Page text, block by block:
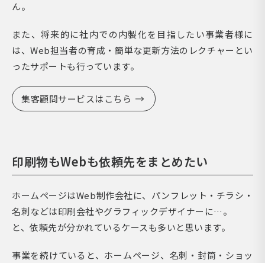
ん。
また、将来的に社内での内製化を目指したい事業者様に
は、Web担当者の育成・簡単な更新方法のレクチャーとい
ったサポートも行っています。
集客顧問サービスはこちら
印刷物もWebも依頼先をまとめたい
ホームページはWeb制作会社に、パンフレット・チラシ・
名刺などは印刷会社やグラフィックデザイナーに…。
と、依頼先が分かれているケースも多いと思います。
事業を続けていると、ホームページ、名刺・封筒・ショッ